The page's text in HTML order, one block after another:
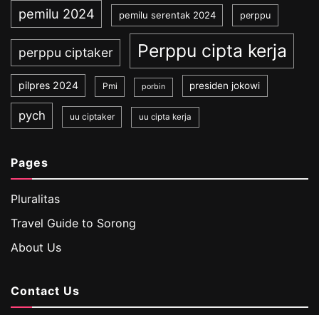
pemilu 2024 pemilu serentak 2024 perppu
perppu ciptaker Perppu cipta kerja
pilpres 2024 Pmi porbin presiden jokowi
pych uu ciptaker uu cipta kerja
Pages
Pluralitas
Travel Guide to Sorong
About Us
Contact Us